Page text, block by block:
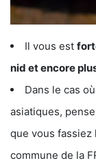
Il vous est
nid et encore
Dans le cas
asiatiques,
que vous fassiez
commune de la